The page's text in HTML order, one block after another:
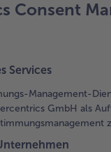
Consent
Services
Management-
GmbH als